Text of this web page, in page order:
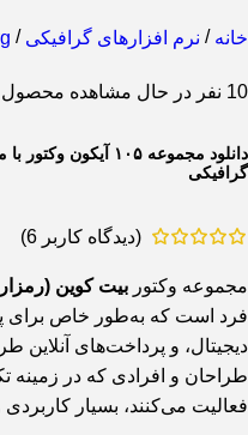
خانه / نرم افزارهای گرافیکی /
10 نفر در حال مشاهده محصول
دانلود مجموعه
گرافیکی
(دیدگاه کاربر 6
)
مجموعه وکتور بیت کوین
فرد است که به‌طور خاص برای
دیجیتال، و پرداخت‌های آنلاین
طراحان و افرادی که در زمینه
فعالیت می‌کنند، بسیار